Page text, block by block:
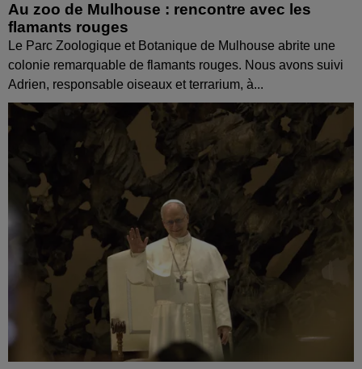
Au zoo de Mulhouse : rencontre avec les
flamants rouges
Le Parc Zoologique et Botanique de Mulhouse abrite une
colonie remarquable de flamants rouges. Nous avons suivi
Adrien, responsable oiseaux et terrarium, à...